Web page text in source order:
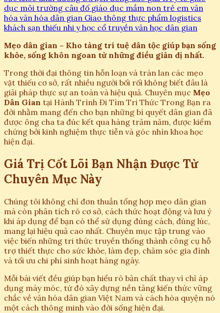
dục môi trường câu đố giáo dục mầm non trẻ em văn
hóa văn hóa dân gian Giao thông thực phẩm logistics
khách sạn thiếu nhi y học cổ truyền văn học dân gian
Mẹo dân gian – Kho tàng trí tuệ dân tộc giúp bạn sống
khỏe, sống khôn ngoan từ những điều giản dị nhất.
Trong thời đại thông tin hỗn loạn và tràn lan các mẹo
vặt thiếu cơ sở, rất nhiều người bối rối không biết đâu là
giải pháp thực sự an toàn và hiệu quả. Chuyên mục Mẹo
Dân Gian tại Hành Trình Đi Tìm Tri Thức Trong Bạn ra
đời nhằm mang đến cho bạn những bí quyết dân gian đã
được ông cha ta đúc kết qua hàng trăm năm, được kiểm
chứng bởi kinh nghiệm thực tiễn và góc nhìn khoa học
hiện đại.
Giá Trị Cốt Lõi Bạn Nhận Được Từ
Chuyên Mục Này
Chúng tôi không chỉ đơn thuần tổng hợp mẹo dân gian
mà còn phân tích rõ cơ sở, cách thức hoạt động và lưu ý
khi áp dụng để bạn có thể sử dụng đúng cách, đúng lúc,
mang lại hiệu quả cao nhất. Chuyên mục tập trung vào
việc biến những tri thức truyền thống thành công cụ hỗ
trợ thiết thực cho sức khỏe, làm đẹp, chăm sóc gia đình
và tối ưu chi phí sinh hoạt hàng ngày.
Mỗi bài viết đều giúp bạn hiểu rõ bản chất thay vì chỉ áp
dụng máy móc, từ đó xây dựng nền tảng kiến thức vững
chắc về văn hóa dân gian Việt Nam và cách hòa quyện nó
một cách thông minh vào đời sống hiện đại.